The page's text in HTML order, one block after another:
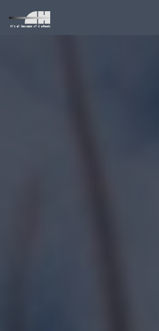
Unter dem Inhalt